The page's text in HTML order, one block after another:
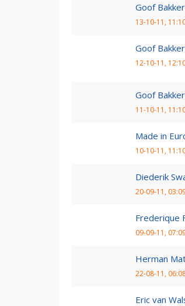
Goof
13-10-11,
Goof
12-10-11,
Goof
11-10-11,
Made in
10-10-11,
Diederik
20-09-11,
Frederique
09-09-11,
Herman
22-08-11,
Eric van